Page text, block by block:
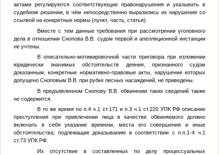
актами регулируются соответствующие правонарушения и указывать в
судебном решении, в чём непосредственно выразились их нарушения со
ссылкой на конкретные нормы (пункт, часть, статья).
Вместе с тем данные требования при рассмотрении уголовного
дела в отношении Снопова В.В. судом первой и апелляционной инстанции
не учтены.
В описательно-мотивировочной части приговора при изложении
юридически значимых обстоятельств деяния, признанного судом
доказанным, конкретные нормативно-правовые акты, нарушение которых
допущено Сноповым В.В. при рубке лесных насаждений, не приведены.
В предъявленном Снопову В.В. обвинении таких сведений также
не содержится.
В то же время по п.4 ч.1 ст.171 и п.3 ч.1 ст.220 УПК РФ описание
преступления при привлечении лица в качестве обвиняемого должно
включать в себя указание времени, места его совершения и иные
обстоятельства, подлежащие доказыванию в соответствии с п.п.1-4 ч.1
ст.73 УПК РФ.
Их отсутствие в составленных по делу процессуальных